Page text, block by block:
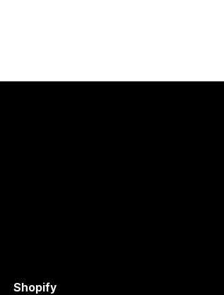
Shopify